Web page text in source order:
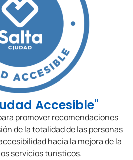
Accesible"
promover recomendaciones
de la totalidad de las personas
hacia la mejora de la
servicios turísticos.